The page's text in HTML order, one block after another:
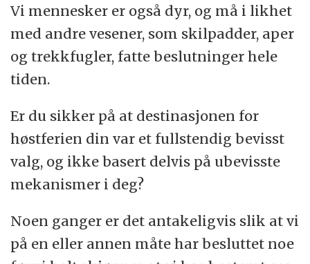
Vi mennesker er også dyr, og må i likhet
med andre vesener, som skilpadder, aper
og trekkfugler, fatte beslutninger hele
tiden.
Er du sikker på at destinasjonen for
høstferien din var et fullstendig bevisst
valg, og ikke basert delvis på ubevisste
mekanismer i deg?
Noen ganger er det antakeligvis slik at vi
på en eller annen måte har besluttet noe